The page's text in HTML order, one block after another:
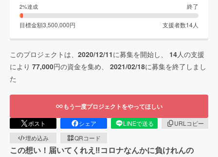
2%達成 終了
目標金額3,500,000円 支援者数14人
このプロジェクトは、 2020/12/11に募集を開始し、 14人の支援
により 77,000円の資金を集め、 2021/02/18に募集を終了しまし
た
もう一度プロジェクトをやってほしい
ポスト シェア LINEで送る
URLコピー
埋め込み
QRコード
この想い！届いてくれえ‼コロナなんかに負けれんの